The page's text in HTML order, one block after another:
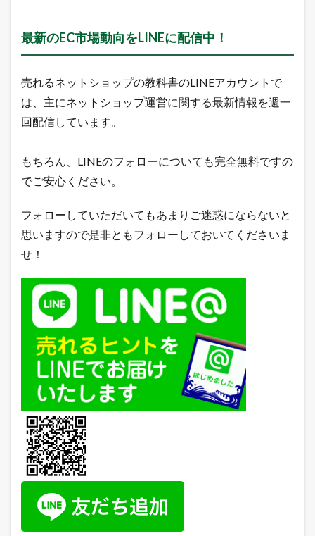
売
れ
ラ
キ
ン
グ
A
m
o
n
売
ラ
ン
キ
ン
グ
2.4
Q
o
o
0
売
れ
筋
ラ
ン
キ
ン
グ
最新のEC市場動向をLINEに配信中！
売れるネットショップの教科書のLINEアカウントで
は、主にネットショップ運営に関する最新情報を週一
回配信しています。
もちろん、LINEのフォローについても完全無料ですの
でご安心ください。
フォローしていただいてもあまりご迷惑にならないと
思いますので是非ともフォローしておいてくださいま
せ！